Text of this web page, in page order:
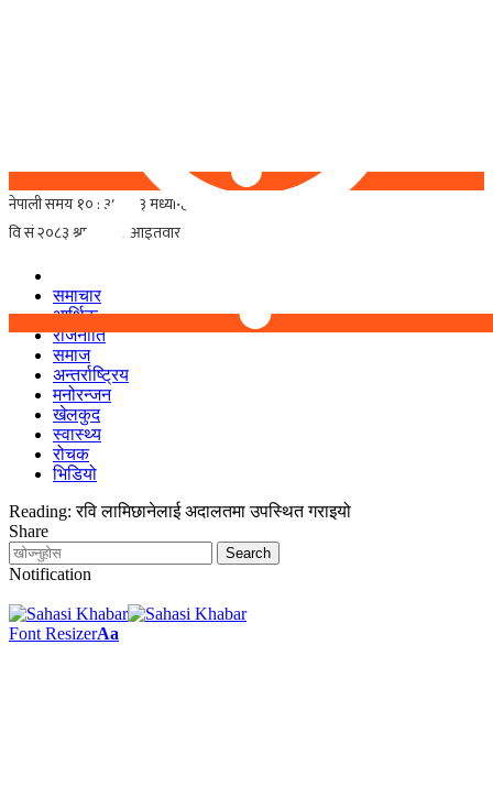
समाचार
आर्थिक
राजनीति
समाज
अन्तर्राष्ट्रिय
मनोरन्जन
खेलकुद
स्वास्थ्य
रोचक
भिडियो
Reading: रवि लामिछानेलाई अदालतमा उपस्थित गराइयो
Share
Notification
Font ResizerAa